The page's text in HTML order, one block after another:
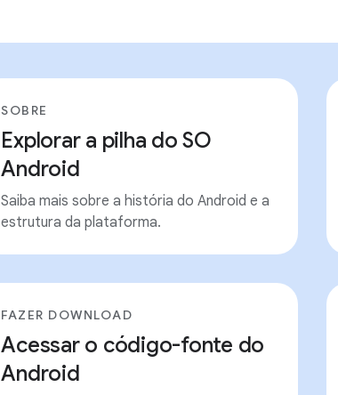
SOBRE
Explorar a pilha do SO
Android
Saiba mais sobre a história do Android e a
estrutura da plataforma.
FAZER DOWNLOAD
Acessar o código-fonte do
Android